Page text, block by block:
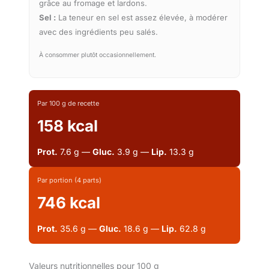
grâce au fromage et lardons.
Sel : La teneur en sel est assez élevée, à modérer
avec des ingrédients peu salés.
À consommer plutôt occasionnellement.
Par 100 g de recette
158 kcal
Prot. 7.6 g — Gluc. 3.9 g — Lip. 13.3 g
Par portion (4 parts)
746 kcal
Prot. 35.6 g — Gluc. 18.6 g — Lip. 62.8 g
Valeurs nutritionnelles pour 100 g